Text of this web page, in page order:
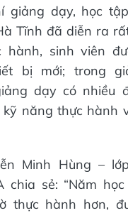
giảng dạy, học
Tĩnh đã diễn ra
hành, sinh viên
bị mới; trong
dạy có nhiều
năng thực hành
Minh Hùng –
chia sẻ: “Năm
thực hành hơn,